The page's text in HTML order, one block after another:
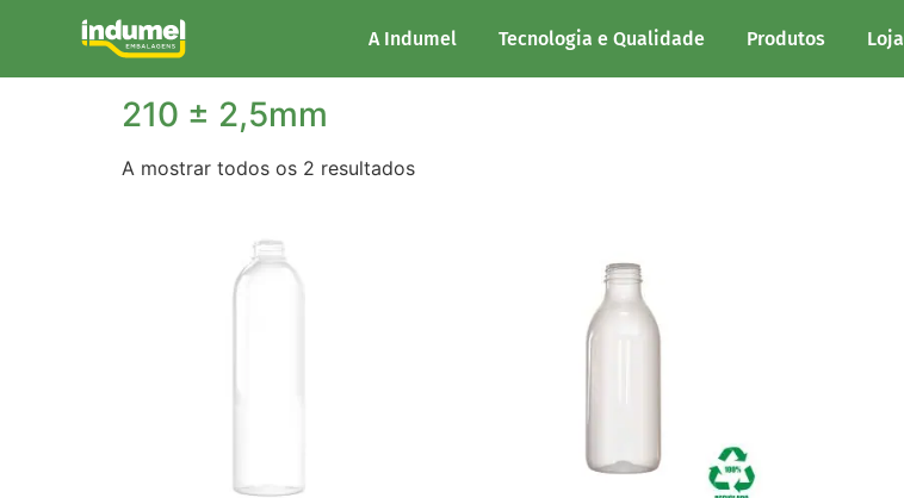
A Indumel Tecnologia e Qualidade Produtos Loja
/ Altura do produto / 210 ± 2,5mm
210 ± 2,5mm
A mostrar todos os 2 resultados